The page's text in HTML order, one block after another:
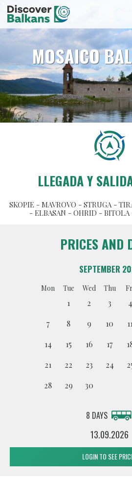
MOSAICO
LLEGADA Y
SKOPIE - MAVROVO - STRUGA -
- ELBASAN - OHRID - BITOLA
PRICES AND
SEPTEMBER
Mon Tue Wed Thu
1 2 3 4
7
8 9 10 11
14
15 16 17
21
22 23 24
28
29 30
8 DAYS
13.09.2026
LOGIN TO SEE